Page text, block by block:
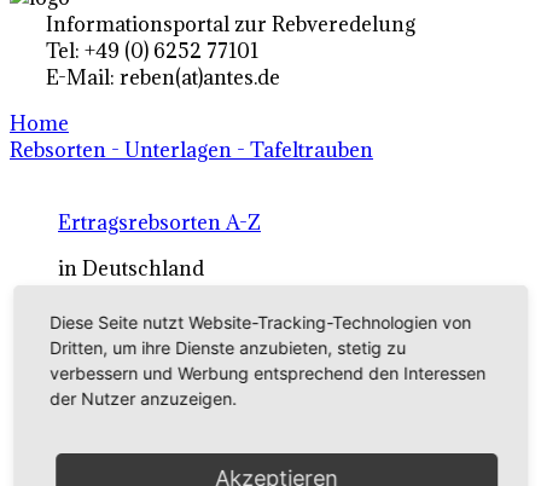
Informationsportal zur Rebveredelung
Tel: +49 (0) 6252 77101
E-Mail: reben(at)antes.de
Home
Rebsorten - Unterlagen - Tafeltrauben
Ertragsrebsorten A-Z
in Deutschland
Rebsorten international
externe Links
Tafeltraubensorten
Diese Seite nutzt Website-Tracking-Technologien von
Dritten, um ihre Dienste anzubieten, stetig zu
verbessern und Werbung entsprechend den Interessen
der Nutzer anzuzeigen.
Akzeptieren